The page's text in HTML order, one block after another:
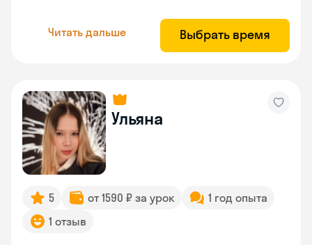
Читать дальше Выбрать время
Ульяна
5 от 1590 ₽ за урок
1 год опыта
1 отзыв